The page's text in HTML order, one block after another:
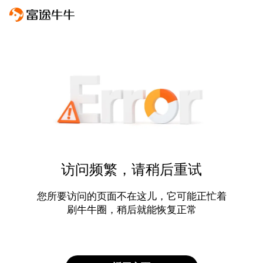
访问频繁，请稍后重试
您所要访问的页面不在这儿，它可能正忙着
刷牛牛圈，稍后就能恢复正常